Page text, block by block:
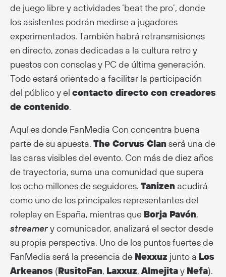
de juego libre y actividades ‘beat the pro’, donde
los asistentes podrán medirse a jugadores
experimentados. También habrá retransmisiones
en directo, zonas dedicadas a la cultura retro y
puestos con consolas y PC de última generación.
Todo estará orientado a facilitar la participación
del público y el contacto directo con creadores
de contenido.
Aquí es donde FanMedia Con concentra buena
parte de su apuesta. The Corvus Clanserá una de
las caras visibles del evento. Con más de diez años
de trayectoria, suma una comunidad que supera
los ocho millones de seguidores. Tanizen acudirá
como uno de los principales representantes del
roleplay en España, mientras que Borja Pavón,
streamery comunicador, analizará el sector desde
su propia perspectiva. Uno de los puntos fuertes de
FanMedia será la presencia de Nexxuz junto a Los
Arkeanos (RusitoFan, Laxxuz, Almejitay Nefa).